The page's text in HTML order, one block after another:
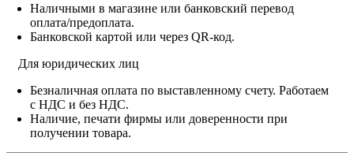
Наличными в магазине или банковский перевод
оплата/предоплата.
Банковской картой или через QR-код.
Для юридических лиц
Безналичная оплата по выставленному счету. Работаем
с НДС и без НДС.
Наличие, печати фирмы или доверенности при
получении товара.